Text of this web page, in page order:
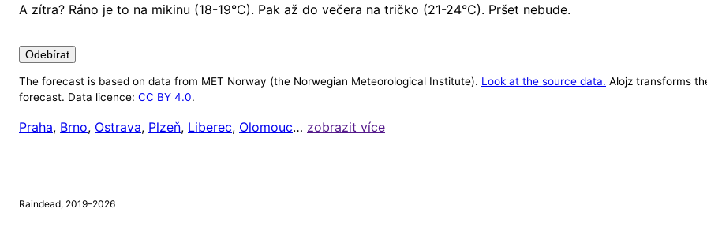
A zítra? Ráno je to na mikinu (18-19°C). Pak až do večera na tričko (21-24°C). Pršet nebude.
Odebírat
Nastavení
Alojz v tuto chvíli ignoruje počasí mimo 8:00 až 20:00 (protože většině lidí je celkem jedno, jaké je venku počasí,
The forecast is based on data from MET Norway (the Norwegian Meteorological Institute). Look at the source data. Alojz transforms
forecast. Data licence: CC BY 4.0.
Praha, Brno, Ostrava, Plzeň, Liberec, Olomouc… zobrazit více
Raindead, 2019–2026